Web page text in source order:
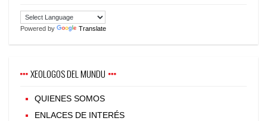
Powered by Translate
XEOLOGOS DEL MUNDU
QUIENES SOMOS
ENLACES DE INTERÉS